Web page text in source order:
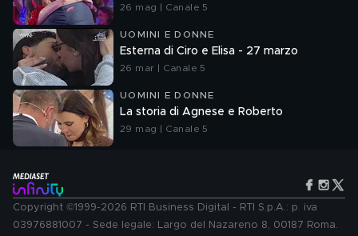
26 mag | Canale 5
UOMINI E DONNE
Esterna di Ciro e Elisa - 27 marzo
26 mar | Canale 5
UOMINI E DONNE
La storia di Agnese e Roberto
29 mag | Canale 5
Copyright ©1999-2026 RTI Business Digital - RTI S.p.A.: p. iva
03976881007 - Sede legale: Largo del Nazareno 8, 00187 Roma.